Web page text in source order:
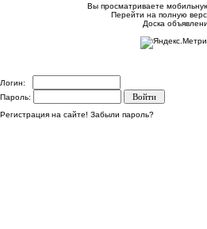
Вы просматриваете
Перейти на полную
Доска
Логин:
Пароль:
Регистрация на сайте! Забыли пароль?